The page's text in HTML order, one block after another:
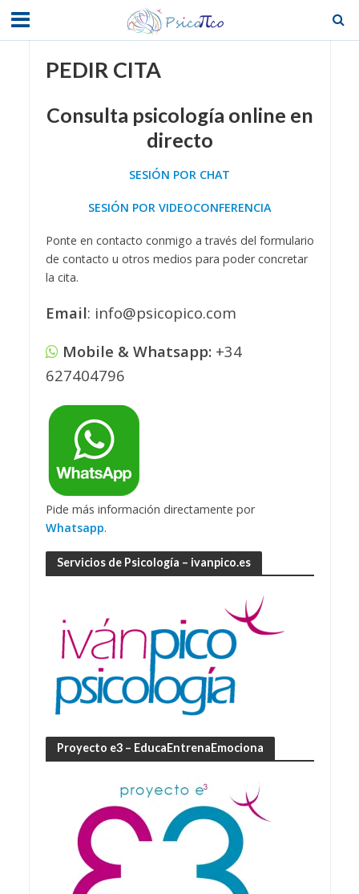
PEDIR CITA
Consulta psicología online en
directo
SESIÓN POR CHAT
SESIÓN POR VIDEOCONFERENCIA
Ponte en contacto conmigo a través del formulario
de contacto u otros medios para poder concretar
la cita.
Email: info@psicopico.com
Mobile & Whatsapp: +34
627404796
Pide más información directamente por
Whatsapp.
Servicios de Psicología – ivanpico.es
Proyecto e3 – EducaEntrenaEmociona